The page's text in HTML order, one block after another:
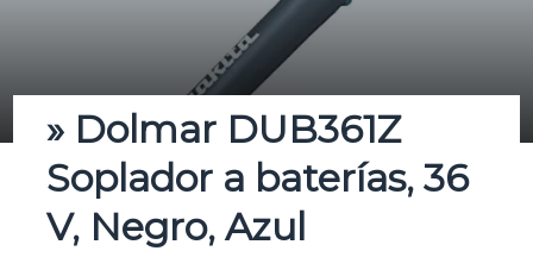
» Dolmar DUB361Z
Soplador a baterías, 36
V, Negro, Azul